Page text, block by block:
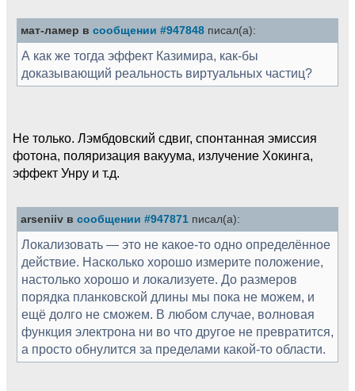
мат-ламер в сообщении #947848 писал(а):
А как же тогда эффект Казимира, как-бы
доказывающий реальность виртуальных частиц?
Не только. Лэмбдовский сдвиг, спонтанная эмиссия
фотона, поляризация вакуума, излучение Хокинга,
эффект Унру и т.д.
arseniiv в сообщении #947871 писал(а):
Локализовать — это не какое-то одно определённое
действие. Насколько хорошо измерите положение,
настолько хорошо и локализуете. До размеров
порядка планковской длины мы пока не можем, и
ещё долго не сможем. В любом случае, волновая
функция электрона ни во что другое не превратится,
а просто обнулится за пределами какой-то области.